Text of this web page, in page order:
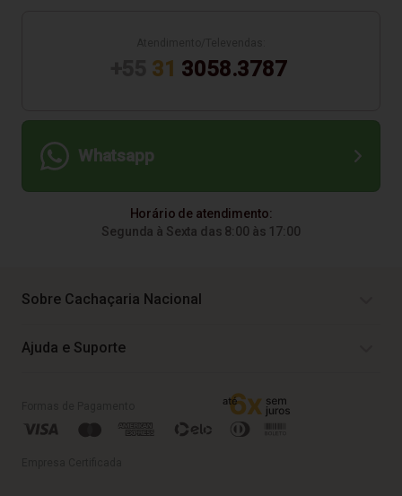
31 3058.3787
Whatsapp
Horário de atendimento:
Segunda à Sexta das 8:00 às 17:00
Sobre Cachaçaria Nacional
Ajuda e Suporte